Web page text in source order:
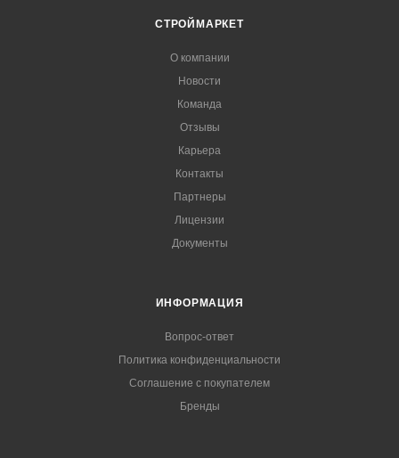
СТРОЙМАРКЕТ
О компании
Новости
Команда
Отзывы
Карьера
Контакты
Партнеры
Лицензии
Документы
ИНФОРМАЦИЯ
Вопрос-ответ
Политика конфиденциальности
Соглашение с покупателем
Бренды